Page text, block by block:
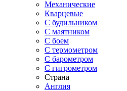
Механические
Кварцевые
С будильником
С маятником
С боем
С термометром
С барометром
С гигрометром
Страна
Англия